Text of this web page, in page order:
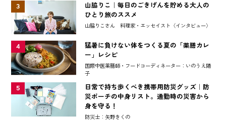
3
山脇りこ｜毎日のごきげんを貯める大人の
ひとり旅のススメ
山脇りこさん 料理家・エッセイスト〈インタビュー〉
4
猛暑に負けない体をつくる夏の「薬膳カレ
ー」レシピ
国際中医薬膳師・フードコーディネーター：いのうえ陽
子
5
日常で持ち歩くべき携帯用防災グッズ｜防
災ポーチの中身リスト。通勤時の災害から
身を守る！
防災士：矢野きくの